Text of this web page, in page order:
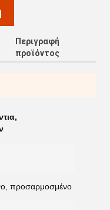
Περιγραφή
προϊόντος
,
προσαρμοσμένο